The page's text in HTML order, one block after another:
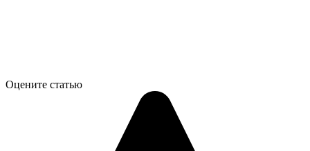
Оцените статью